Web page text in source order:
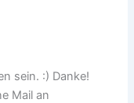
sein. :) Danke!
Mail an